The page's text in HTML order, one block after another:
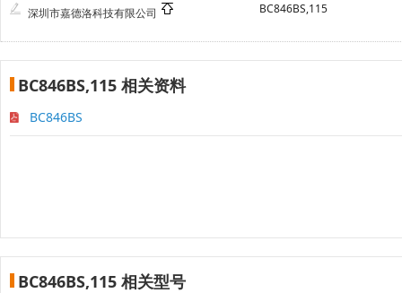
深圳市嘉德洛科技有限公司 BC846BS,115
BC846BS,115 相关资料
BC846BS
BC846BS,115 相关型号